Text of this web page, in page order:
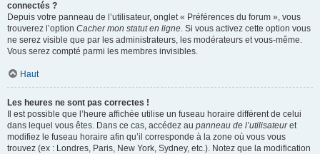
connectés ?
Depuis votre panneau de l’utilisateur, onglet « Préférences du forum », vous
trouverez l’option Cacher mon statut en ligne. Si vous activez cette option vous
ne serez visible que par les administrateurs, les modérateurs et vous-même.
Vous serez compté parmi les membres invisibles.
Haut
Les heures ne sont pas correctes !
Il est possible que l’heure affichée utilise un fuseau horaire différent de celui
dans lequel vous êtes. Dans ce cas, accédez au panneau de l’utilisateuret
modifiez le fuseau horaire afin qu’il corresponde à la zone où vous vous
trouvez (ex : Londres, Paris, New York, Sydney, etc.). Notez que la modification